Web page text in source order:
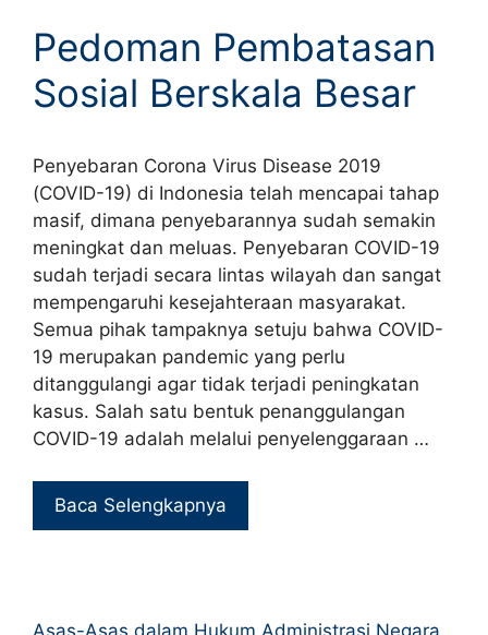
Pedoman Pembatasan
Sosial Berskala Besar
Penyebaran Corona Virus Disease 2019
(COVID-19) di Indonesia telah mencapai tahap
masif, dimana penyebarannya sudah semakin
meningkat dan meluas. Penyebaran COVID-19
sudah terjadi secara lintas wilayah dan sangat
mempengaruhi kesejahteraan masyarakat.
Semua pihak tampaknya setuju bahwa COVID-
19 merupakan pandemic yang perlu
ditanggulangi agar tidak terjadi peningkatan
kasus. Salah satu bentuk penanggulangan
COVID-19 adalah melalui penyelenggaraan …
Baca Selengkapnya
Asas-Asas dalam Hukum Administrasi Negara